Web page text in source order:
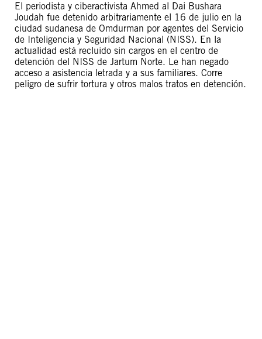
El periodista y ciberactivista Ahmed al Dai Bushara
Joudah fue detenido arbitrariamente el 16 de julio en la
ciudad sudanesa de Omdurman por agentes del Servicio
de Inteligencia y Seguridad Nacional (NISS). En la
actualidad está recluido sin cargos en el centro de
detención del NISS de Jartum Norte. Le han negado
acceso a asistencia letrada y a sus familiares. Corre
peligro de sufrir tortura y otros malos tratos en detención.